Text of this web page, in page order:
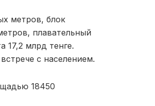
метров, блок
плавательный
17,2 млрд тенге.
с населением.
18450